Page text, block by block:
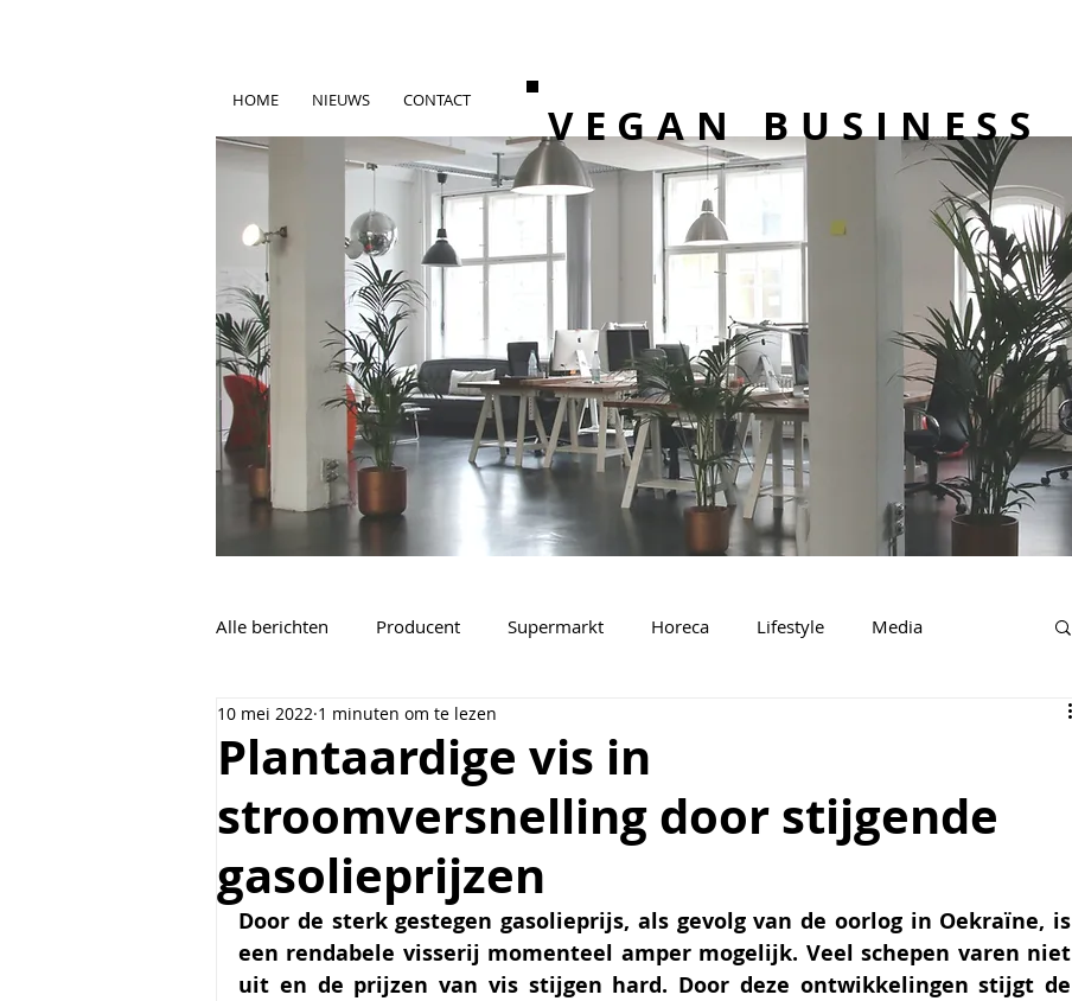
HOME NIEUWS CONTACT VEGAN BUSINESS
Alle berichten Producent Supermarkt Horeca Lifestyle Media
Vacatures Algemeen
Plantaardige vis in
stroomversnelling door stijgende
gasolieprijzen
10 mei 2022 1 minuten om te lezen
Door de sterk gestegen gasolieprijs, als gevolg van de oorlog in Oekraïne, is
een rendabele visserij momenteel amper mogelijk. Veel schepen varen niet
uit en de prijzen van vis stijgen hard. Door deze ontwikkelingen stijgt de